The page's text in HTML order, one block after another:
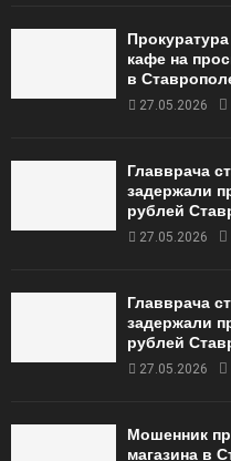
кафе на
в
27.05.2026
Главврача
задержали
рублей
27.05.2026
Главврача
задержали
рублей
27.05.2026
Мошенник
магазина в